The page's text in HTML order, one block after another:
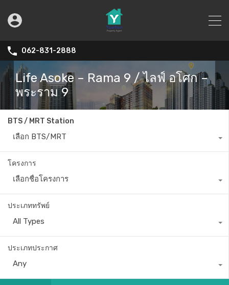
062-831-2888
Life Asoke – Rama 9 / ไลฟ์ อโศก –
พระราม 9
BTS / MRT Station
เลือก BTS/MRT
โครงการ
เลือกชื่อโครงการ
ประเภททรัพย์
All Types
ประเภทประกาศ
Any